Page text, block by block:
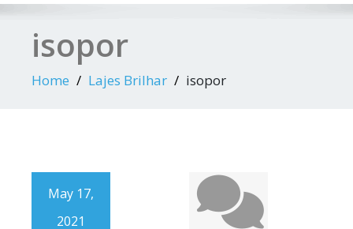
isopor
Home Lajes Brilhar isopor
May 17,
2021